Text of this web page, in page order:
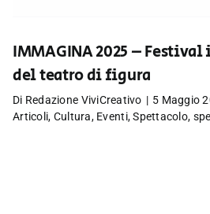
IMMAGINA 2025 –
del teatro di figura
Di Redazione ViviCreativo | 5 Maggio
Articoli, Cultura, Eventi,Spettacolo,